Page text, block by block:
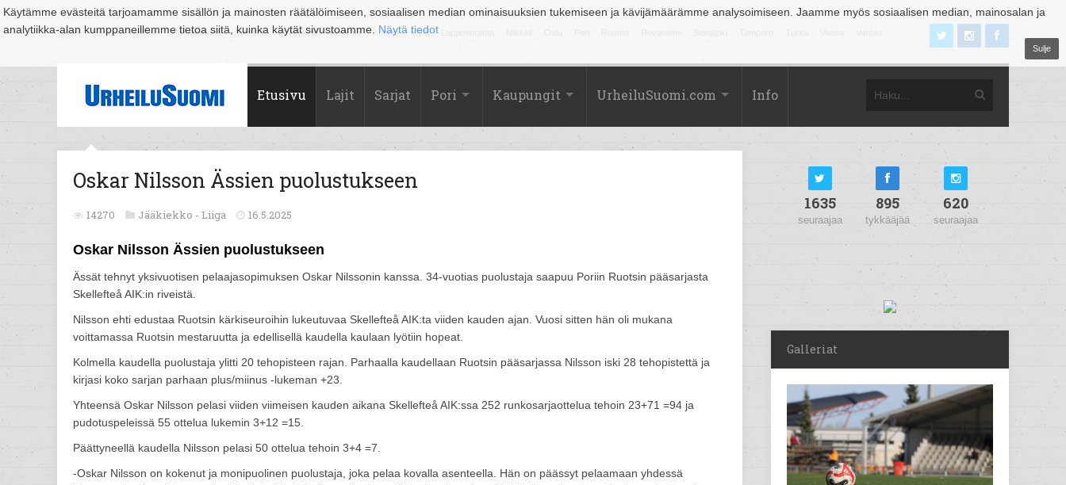
Käytämme evästeitä tarjoamamme sisällön ja mainosten räätälöimiseen, sosiaalisen median ominaisuuksien tukemiseen ja kävijämäärämme analysoimiseen. Jaamme myös sosiaalisen median, mainosalan ja
analytiikka-alan kumppaneillemme tietoa siitä, kuinka käytät sivustoamme. Näytä tiedot
Sulje
Suomi Espoo Helsinki Hämeenlinna Joensuu Jyväskylä Kouvola Kuopio Lahti
Etusivu Lajit Sarjat Pori Kaupungit UrheiluSuomi.com Info
Oskar Nilsson Ässien puolustukseen
14270 Jääkiekko - Liiga 16.5.2025
Oskar Nilsson Ässien puolustukseen
Ässät tehnyt yksivuotisen pelaajasopimuksen Oskar Nilssonin kanssa. 34-vuotias puolustaja saapuu Poriin Ruotsin pääsarjasta
Skellefteå AIK:in riveistä.
Nilsson ehti edustaa Ruotsin kärkiseuroihin lukeutuvaa Skellefteå AIK:ta viiden kauden ajan. Vuosi sitten hän oli mukana
voittamassa Ruotsin mestaruutta ja edellisellä kaudella kaulaan lyötiin hopeat.
Kolmella kaudella puolustaja ylitti 20 tehopisteen rajan. Parhaalla kaudellaan Ruotsin pääsarjassa Nilsson iski 28 tehopistettä ja
kirjasi koko sarjan parhaan plus/miinus -lukeman +23.
Yhteensä Oskar Nilsson pelasi viiden viimeisen kauden aikana Skellefteå AIK:ssa 252 runkosarjaottelua tehoin 23+71 =94 ja
pudotuspeleissä 55 ottelua lukemin 3+12 =15.
Päättyneellä kaudella Nilsson pelasi 50 ottelua tehoin 3+4 =7.
-Oskar Nilsson on kokenut ja monipuolinen puolustaja, joka pelaa kovalla asenteella. Hän on päässyt pelaamaan yhdessä
1635
seuraajaa
895
tykkääjää
620
seuraajaa
Galleriat